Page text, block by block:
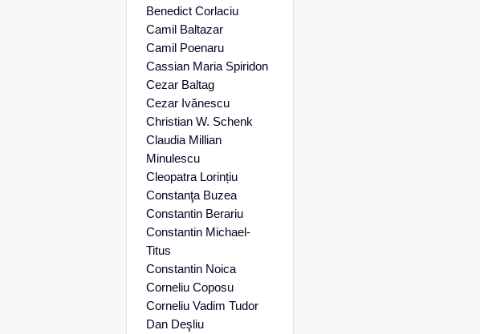
Benedict Corlaciu
Camil Baltazar
Camil Poenaru
Cassian Maria Spiridon
Cezar Baltag
Cezar Ivănescu
Christian W. Schenk
Claudia Millian
Minulescu
Cleopatra Lorințiu
Constanţa Buzea
Constantin Berariu
Constantin Michael-
Titus
Constantin Noica
Corneliu Coposu
Corneliu Vadim Tudor
Dan Deşliu